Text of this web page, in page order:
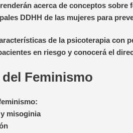
acerca de conceptos
DDHH de las mujeres para
de la psicoterapia con
en riesgo y conocerá el
Feminismo
misoginia